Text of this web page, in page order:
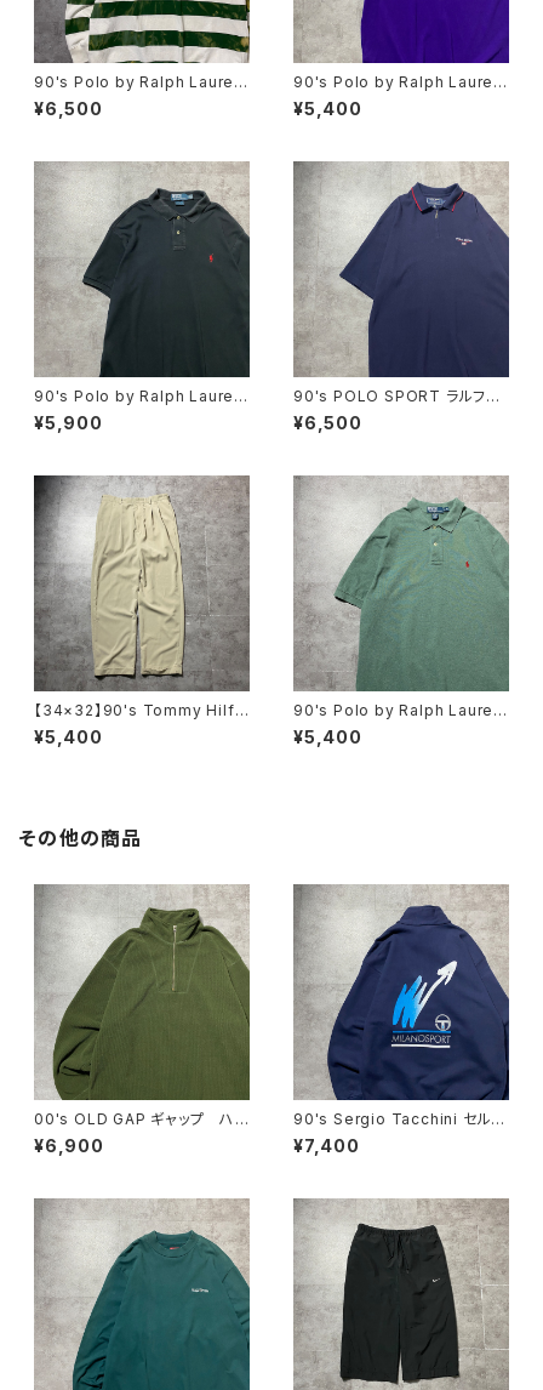
90's Polo by Ralph Lauren
ポロバイラルフローレン 刺繍×
ワッペン ボーダー ラガーシ
¥6,500
90's Polo by Ralph Lauren
ポロバイラルフローレン 刺繍
ワンポイント ポニー パープ
¥5,400
90's Polo by Ralph Lauren
ポロバイラルフローレン 刺繍
ワンポイント ポニー ブラッ
¥5,900
90's POLO SPORT ラルフロ
ーレン ポロスポーツ ハーフ
ジップ 刺繍ワンポイント 鹿
¥6,500
【34×32】90's Tommy Hilfi
ger トミーヒルフィガー ジッパ
ーフライ 2タック ベージュ
¥5,400
90's Polo by Ralph Lauren
ポロバイラルフローレン 刺繍
ワンポイント ポニー グリー
¥5,400
その他の商品
00's OLD GAP ギャップ ハ
ーフジップ コーデュロイ グリ
ーン フリーススウェット トレ
¥6,900
90's Sergio Tacchini セルジ
オタッキーニ 刺繍ワンポイン
ト ハーフジップ バックプリン
¥7,400